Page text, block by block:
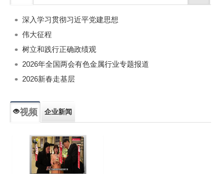
深入学习贯彻习近平党建思想
伟大征程
树立和践行正确政绩观
2026年全国两会有色金属行业专题报道
2026新春走基层
视频 企业新闻